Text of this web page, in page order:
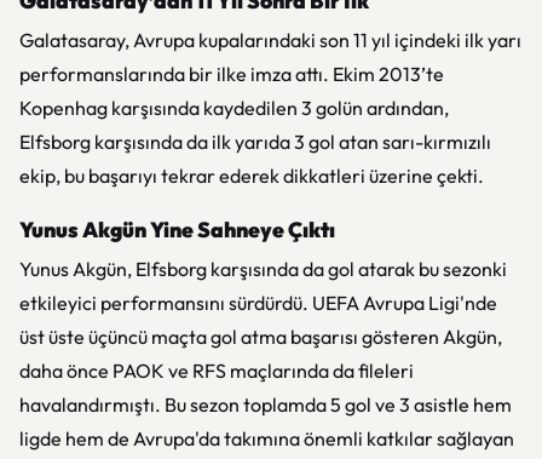
Galatasaray, Avrupa kupalarındaki son 11 yıl içindeki ilk yarı
performanslarında bir ilke imza attı. Ekim 2013’te
Kopenhag karşısında kaydedilen 3 golün ardından,
Elfsborg karşısında da ilk yarıda 3 gol atan sarı-kırmızılı
ekip, bu başarıyı tekrar ederek dikkatleri üzerine çekti.
Yunus Akgün Yine Sahneye Çıktı
Yunus Akgün, Elfsborg karşısında da gol atarak bu sezonki
etkileyici performansını sürdürdü. UEFA Avrupa Ligi'nde
üst üste üçüncü maçta gol atma başarısı gösteren Akgün,
daha önce PAOK ve RFS maçlarında da fileleri
havalandırmıştı. Bu sezon toplamda 5 gol ve 3 asistle hem
ligde hem de Avrupa'da takımına önemli katkılar sağlayan